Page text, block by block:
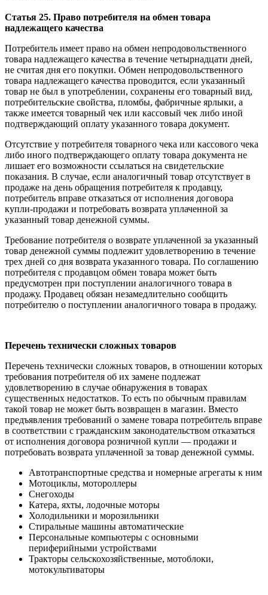
Статья 25. Право потребителя на обмен товара
надлежащего качества
Потребитель имеет право на обмен непродовольственного
товара надлежащего качества в течение четырнадцати дней,
не считая дня его покупки. Обмен непродовольственного
товара надлежащего качества проводится, если указанный
товар не был в употреблении, сохранены его товарный вид,
потребительские свойства, пломбы, фабричные ярлыки, а
также имеется товарный чек или кассовый чек либо иной
подтверждающий оплату указанного товара документ.
Отсутствие у потребителя товарного чека или кассового чека
либо иного подтверждающего оплату товара документа не
лишает его возможности ссылаться на свидетельские
показания. В случае, если аналогичный товар отсутствует в
продаже на день обращения потребителя к продавцу,
потребитель вправе отказаться от исполнения договора
купли-продажи и потребовать возврата уплаченной за
указанный товар денежной суммы.
Требование потребителя о возврате уплаченной за указанный
товар денежной суммы подлежит удовлетворению в течение
трех дней со дня возврата указанного товара. По соглашению
потребителя с продавцом обмен товара может быть
предусмотрен при поступлении аналогичного товара в
продажу. Продавец обязан незамедлительно сообщить
потребителю о поступлении аналогичного товара в продажу.
Перечень технически сложных товаров
Перечень технически сложных товаров, в отношении которых
требования потребителя об их замене подлежат
удовлетворению в случае обнаружения в товарах
существенных недостатков. То есть по обычным правилам
такой товар не может быть возвращен в магазин. Вместо
предъявления требований о замене товара потребитель вправе
в соответствии с гражданским законодательством отказаться
от исполнения договора розничной купли — продажи и
потребовать возврата уплаченной за товар денежной суммы.
Автотранспортные средства и номерные агрегаты к ним
Мотоциклы, мотороллеры
Снегоходы
Катера, яхты, лодочные моторы
Холодильники и морозильники
Стиральные машины автоматические
Персональные компьютеры с основными
периферийными устройствами
Тракторы сельскохозяйственные, мотоблоки,
мотокультиваторы